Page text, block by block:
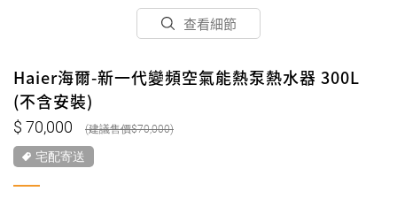
查看細節
Haier海爾-新一代變頻空氣能熱泵熱水器 300L
(不含安裝)
70,000 70,000
宅配寄送